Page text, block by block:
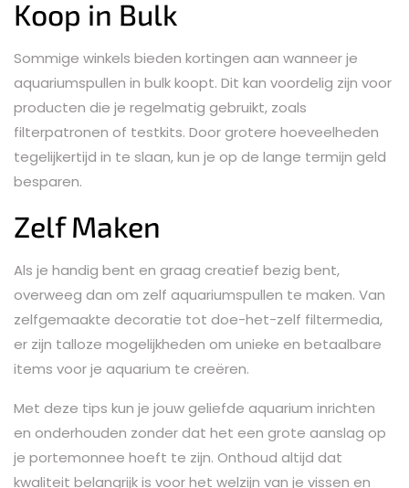
Koop in Bulk
Sommige winkels bieden kortingen aan wanneer je
aquariumspullen in bulk koopt. Dit kan voordelig zijn voor
producten die je regelmatig gebruikt, zoals
filterpatronen of testkits. Door grotere hoeveelheden
tegelijkertijd in te slaan, kun je op de lange termijn geld
besparen.
Zelf Maken
Als je handig bent en graag creatief bezig bent,
overweeg dan om zelf aquariumspullen te maken. Van
zelfgemaakte decoratie tot doe-het-zelf filtermedia,
er zijn talloze mogelijkheden om unieke en betaalbare
items voor je aquarium te creëren.
Met deze tips kun je jouw geliefde aquarium inrichten
en onderhouden zonder dat het een grote aanslag op
je portemonnee hoeft te zijn. Onthoud altijd dat
kwaliteit belangrijk is voor het welzijn van je vissen en